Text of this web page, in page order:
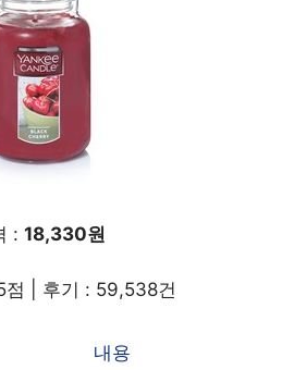
: 18,330원
| 후기 : 59,538건
내용